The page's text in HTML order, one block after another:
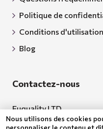
Politique de
Conditions d'utilisation
Blog
Contactez-nous
Euquality LTD
Adresse: 18 Todor
Nous utilisons des cookies
personnaliser le contenu et